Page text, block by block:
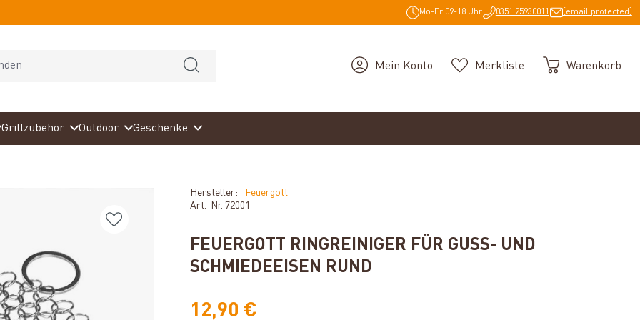
Mo-Fr 09-18 Uhr 0351 25930011 [email protected]
Mein Konto Merkliste Warenkorb
Grillzubehör Outdoor Geschenke
Hersteller:
Feuergott
Art.-Nr. 72001
FEUERGOTT RINGREINIGER FÜR GUSS- UND
SCHMIEDEEISEN RUND
12,90 €